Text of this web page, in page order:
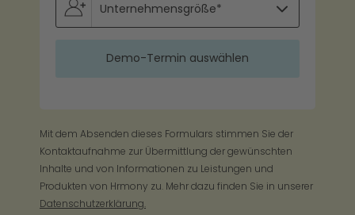
Mit dem Absenden dieses Formulars stimmen Sie der
Kontaktaufnahme zur Übermittlung der gewünschten
Inhalte und von Informationen zu Leistungen und
Produkten von Hrmony zu. Mehr dazu finden Sie in unserer
Datenschutzerklärung.